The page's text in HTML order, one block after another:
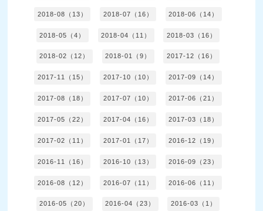
2018-08（13） 2018-07（16） 2018-06（14）
2018-05（4） 2018-04（11） 2018-03（16）
2018-02（12） 2018-01（9） 2017-12（16）
2017-11（15） 2017-10（10） 2017-09（14）
2017-08（18） 2017-07（10） 2017-06（21）
2017-05（22） 2017-04（16） 2017-03（18）
2017-02（11） 2017-01（17） 2016-12（19）
2016-11（16） 2016-10（13） 2016-09（23）
2016-08（12） 2016-07（11） 2016-06（11）
2016-05（20） 2016-04（23） 2016-03（1）